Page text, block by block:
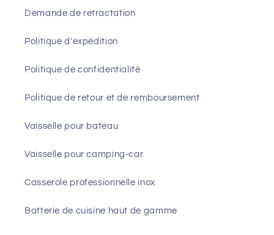
Demande de retractation
Politique d'expédition
Politique de confidentialité
Politique de retour et de remboursement
Vaisselle pour bateau
Vaisselle pour camping-car
Casserole professionnelle inox
Batterie de cuisine haut de gamme